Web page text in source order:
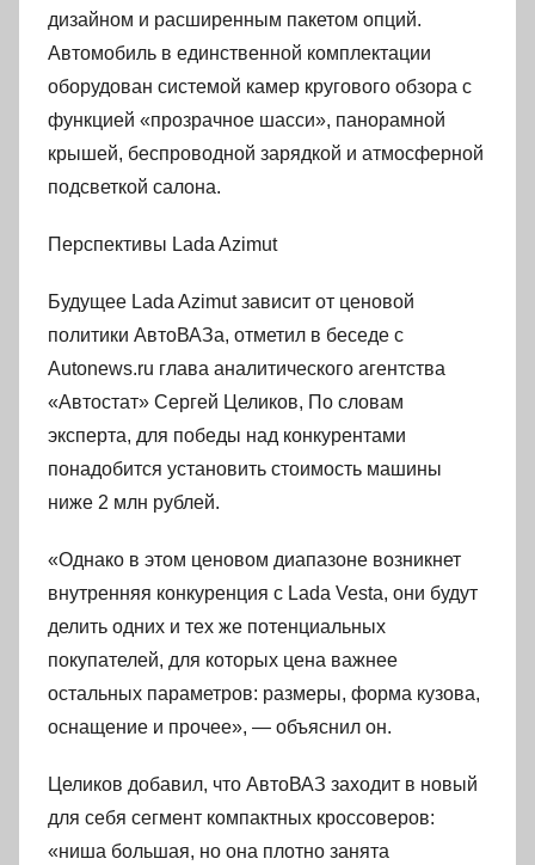
дизайном и расширенным пакетом опций.
Автомобиль в единственной комплектации
оборудован системой камер кругового обзора с
функцией «прозрачное шасси», панорамной
крышей, беспроводной зарядкой и атмосферной
подсветкой салона.
Перспективы Lada Azimut
Будущее Lada Azimut зависит от ценовой
политики АвтоВАЗа, отметил в беседе с
Autonews.ru глава аналитического агентства
«Автостат» Сергей Целиков, По словам
эксперта, для победы над конкурентами
понадобится установить стоимость машины
ниже 2 млн рублей.
«Однако в этом ценовом диапазоне возникнет
внутренняя конкуренция с Lada Vesta, они будут
делить одних и тех же потенциальных
покупателей, для которых цена важнее
остальных параметров: размеры, форма кузова,
оснащение и прочее», — объяснил он.
Целиков добавил, что АвтоВАЗ заходит в новый
для себя сегмент компактных кроссоверов:
«ниша большая, но она плотно занята